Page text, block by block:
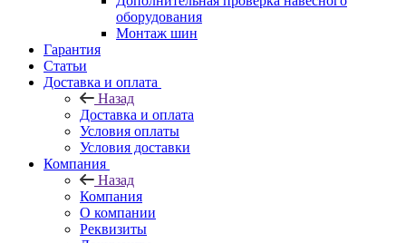
оборудования
Монтаж шин
Гарантия
Статьи
Доставка и оплата
Назад
Доставка и оплата
Условия оплаты
Условия доставки
Компания
Назад
Компания
О компании
Реквизиты